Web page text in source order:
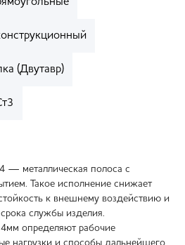
(Двутавр)
— металлическая полоса с
Такое исполнение снижает
к внешнему воздействию и
службы изделия.
определяют рабочие
нагрузки и способы дальнейшего